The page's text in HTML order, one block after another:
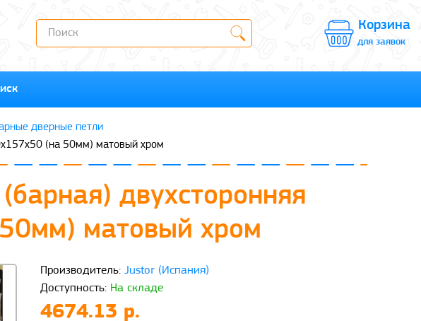
Корзина
для заявок
дверные петли
(на 50мм) матовый хром
двухсторонняя
матовый хром
Производитель: Justor (Испания)
Доступность: На складе
4674.13 р.